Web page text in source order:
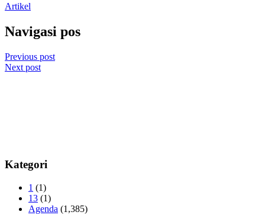
Artikel
Navigasi pos
Previous post
Next post
Kategori
1 (1)
13 (1)
Agenda (1,385)